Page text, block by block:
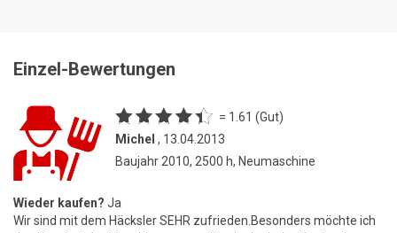
Einzel-Bewertungen
= 1.61 (Gut)
Michel , 13.04.2013
Baujahr 2010, 2500 h, Neumaschine
Wieder kaufen? Ja
Wir sind mit dem Häcksler SEHR zufrieden.Besonders möchte ich